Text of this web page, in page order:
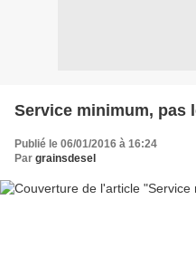
Service minimum, pas
Publié le 06/01/2016 à 16:24
Par grainsdesel